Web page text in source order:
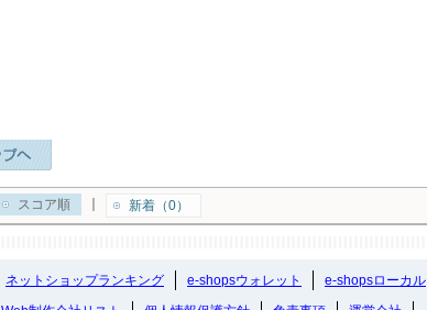
スコア順 新着（0）
ネットショップランキング e-shopsウォレット e-shopsローカル